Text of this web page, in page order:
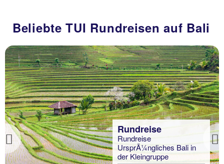
Beliebte TUI Rundreisen auf Bali
Previous
Rundreise
Rundreise
UrsprÃ¼ngliches Bali in
der Kleingruppe